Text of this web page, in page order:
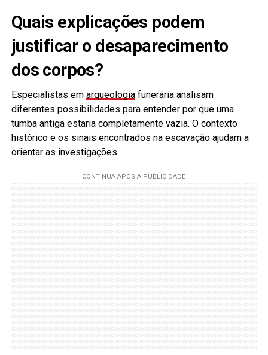
Quais explicações podem
justificar o desaparecimento
dos corpos?
Especialistas em arqueologiafunerária analisam
diferentes possibilidades para entender por que uma
tumba antiga estaria completamente vazia. O contexto
histórico e os sinais encontrados na escavação ajudam a
orientar as investigações.